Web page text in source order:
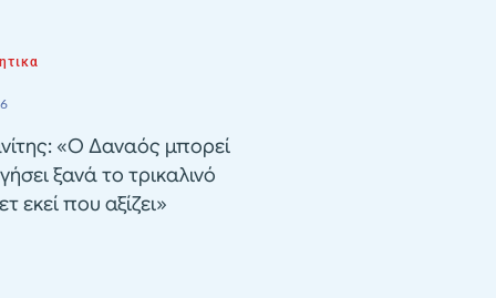
«Ο Δαναός μπορεί
ξανά το τρικαλινό
εκεί που αξίζει»